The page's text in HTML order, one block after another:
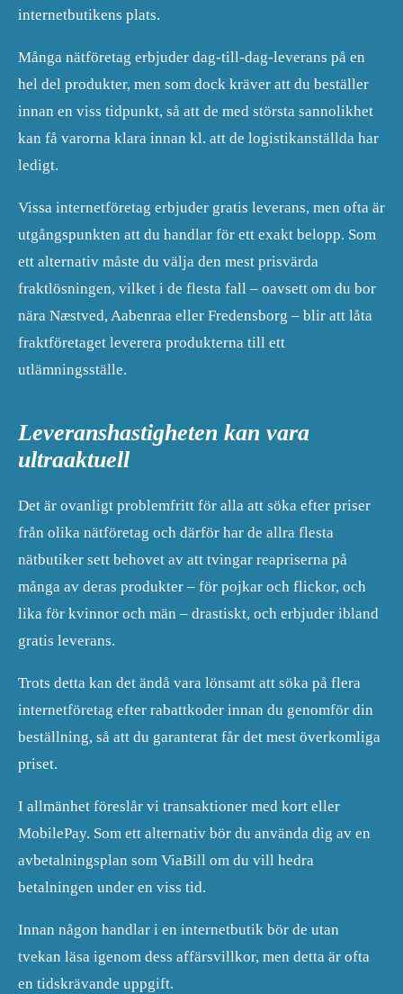
internetbutikens plats.
Många nätföretag erbjuder dag-till-dag-leverans på en
hel del produkter, men som dock kräver att du beställer
innan en viss tidpunkt, så att de med största sannolikhet
kan få varorna klara innan kl. att de logistikanställda har
ledigt.
Vissa internetföretag erbjuder gratis leverans, men ofta är
utgångspunkten att du handlar för ett exakt belopp. Som
ett alternativ måste du välja den mest prisvärda
fraktlösningen, vilket i de flesta fall – oavsett om du bor
nära Næstved, Aabenraa eller Fredensborg – blir att låta
fraktföretaget leverera produkterna till ett
utlämningsställe.
Leveranshastigheten kan vara
ultraaktuell
Det är ovanligt problemfritt för alla att söka efter priser
från olika nätföretag och därför har de allra flesta
nätbutiker sett behovet av att tvingar reapriserna på
många av deras produkter – för pojkar och flickor, och
lika för kvinnor och män – drastiskt, och erbjuder ibland
gratis leverans.
Trots detta kan det ändå vara lönsamt att söka på flera
internetföretag efter rabattkoder innan du genomför din
beställning, så att du garanterat får det mest överkomliga
priset.
I allmänhet föreslår vi transaktioner med kort eller
MobilePay. Som ett alternativ bör du använda dig av en
avbetalningsplan som ViaBill om du vill hedra
betalningen under en viss tid.
Innan någon handlar i en internetbutik bör de utan
tvekan läsa igenom dess affärsvillkor, men detta är ofta
en tidskrävande uppgift.